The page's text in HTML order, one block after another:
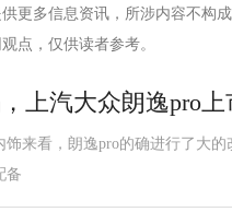
更多信息资讯，所涉内容不构
点，仅供读者参考。
上汽大众朗逸pro上
来看，朗逸pro的确进行了大
备